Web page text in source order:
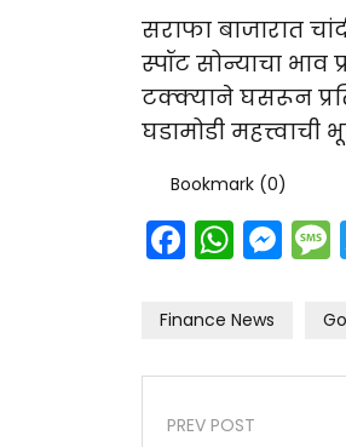
सराफा बाजारात
स्पॉट सोन्याचा
टक्क्याने घसरून
घडामोडी
Bookmark (0)
Finance News
PREV POST